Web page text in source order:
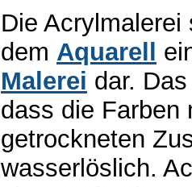
Die
dem Aquarell
Malerei dar.
dass die Farben
getrockneten
wasserlöslich.